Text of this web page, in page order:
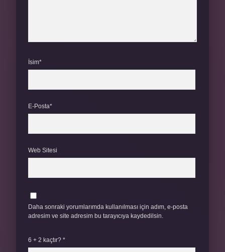
İsim*
E-Posta*
Web Sitesi
Daha sonraki yorumlarımda kullanılması için adım, e-posta
adresim ve site adresim bu tarayıcıya kaydedilsin.
6 + 2 kaçtır? *